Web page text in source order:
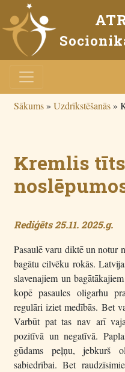
Sākums» Uzdrīkstēšanās»
Kremlis tīts
Rediģēts 25.11. 2025.g.
Pasaulē varu diktē un notur
bagātu cilvēku rokās.
slavenajiem un
kopē pasaules oligarhu
regulāri iziet medībās. Bet
Varbūt pat tas nav arī
pozitīvā un negatīvā.
gūdams peļņu, jebkurš
sabiedrībai. Bet